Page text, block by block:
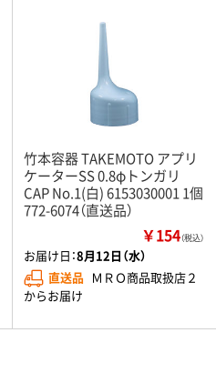
竹本容器 TAKEMOTO アプリ
ケーターSS 0.8φトンガリ
CAP No.1(白) 6153030001 1個
772-6074（直送品）
￥154（税込）
お届け日：8月12日（水）
直送品 ＭＲＯ商品取扱店２
からお届け